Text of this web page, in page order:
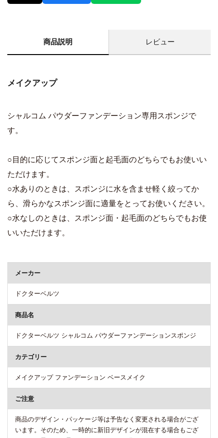
商品説明 レビュー
メイクアップ
シャルコム パウダーファンデーション専用スポンジで
す。
○目的に応じてスポンジ面と起毛面のどちらでもお使いい
ただけます。
○水ありのときは、スポンジに水を含ませ軽く絞ってか
ら、滑らかなスポンジ面に適量をとってお使いください。
○水なしのときは、スポンジ面・起毛面のどちらでもお使
いいただけます。
メーカー
ドクターベルツ
商品名
ドクターベルツ シャルコム パウダーファンデーションスポンジ
カテゴリー
メイクアップ ファンデーション ベースメイク
ご注意
商品のデザイン・パッケージ等は予告なく変更される場合がござ
います。そのため、一時的に新旧デザインが混在する場合もござ